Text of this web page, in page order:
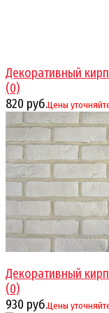
избранное сравнить
Декоративный
(0)
820 руб.Цены
Декоративный
(0)
930 руб.Цены